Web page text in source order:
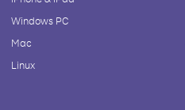
Windows PC
Mac
Linux